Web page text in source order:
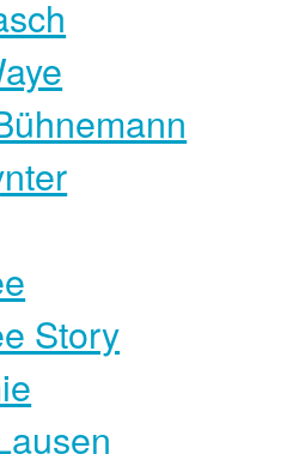
Story